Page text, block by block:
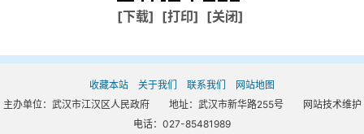
[下载] [打印] [关闭]
收藏本站 关于我们 联系我们
网站地图
主办单位：武汉市江汉区人民政府 地址：武汉市新华路255号 网站技术维护
电话：027-85481989